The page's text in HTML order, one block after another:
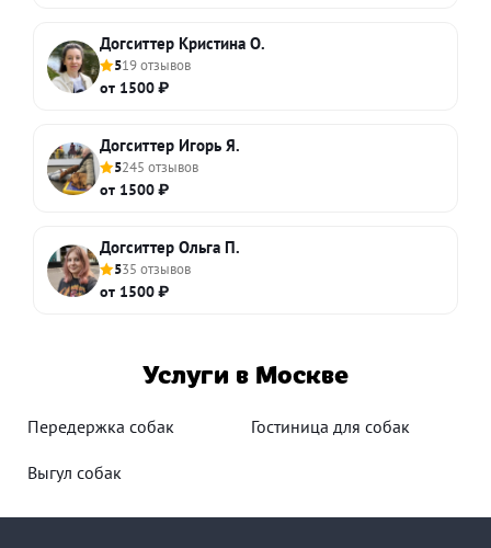
Догситтер Кристина О.
519 отзывов
от 1500 ₽
Догситтер Игорь Я.
5245 отзывов
от 1500 ₽
Догситтер Ольга П.
535 отзывов
от 1500 ₽
Услуги в Москве
Передержка собак Гостиница для собак
Выгул собак